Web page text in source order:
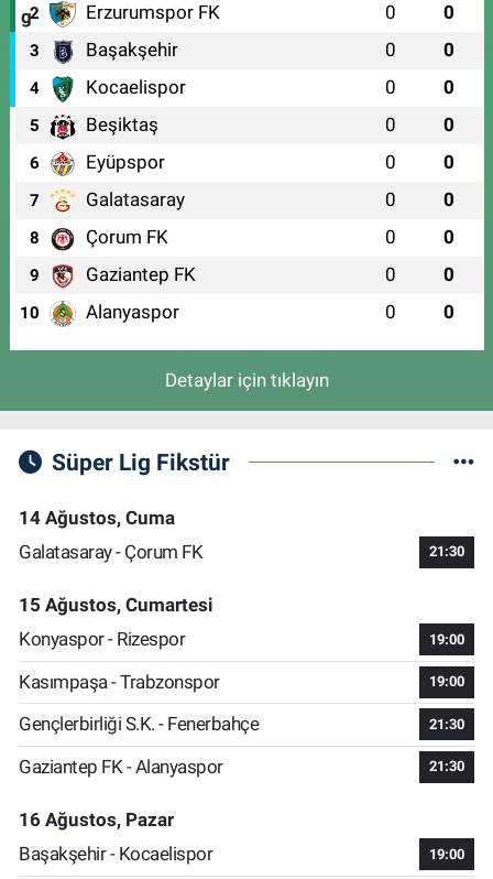
2 Erzurumspor FK 0 0
3 Başakşehir 0 0
4 Kocaelispor 0 0
5 Beşiktaş 0 0
6 Eyüpspor 0 0
7 Galatasaray 0 0
8 Çorum FK 0 0
9 Gaziantep FK 0 0
10 Alanyaspor 0 0
Detaylar için tıklayın
Süper Lig Fikstür
14 Ağustos, Cuma
Galatasaray - Çorum FK
21:30
15 Ağustos, Cumartesi
Konyaspor - Rizespor
19:00
Kasımpaşa - Trabzonspor 19:00
Gençlerbirliği S.K. - Fenerbahçe 21:30
Gaziantep FK - Alanyaspor 21:30
16 Ağustos, Pazar
Başakşehir - Kocaelispor
19:00